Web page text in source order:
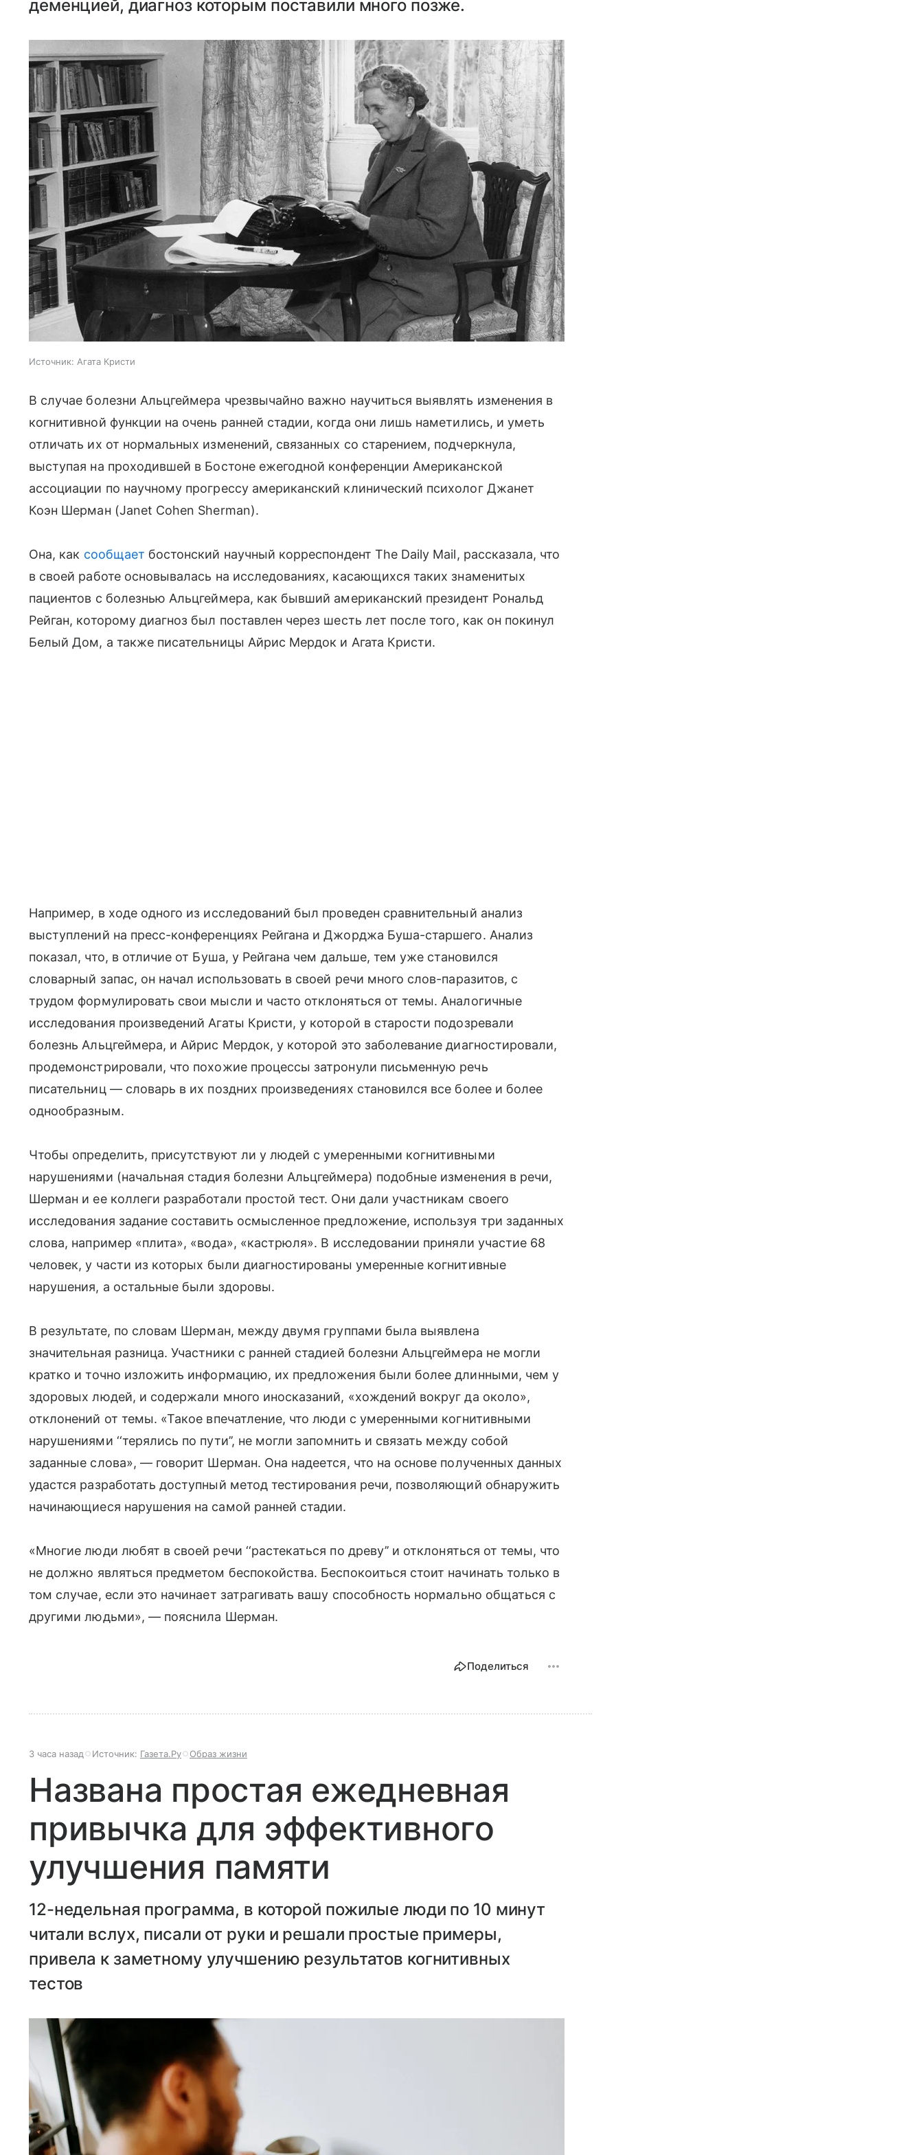
деменцией, диагноз которым поставили много позже.
Источник: Агата Кристи
В случае болезни Альцгеймера чрезвычайно важно научиться выявлять изменения в
когнитивной функции на очень ранней стадии, когда они лишь наметились, и уметь
отличать их от нормальных изменений, связанных со старением, подчеркнула,
выступая на проходившей в Бостоне ежегодной конференции Американской
ассоциации по научному прогрессу американский клинический психолог Джанет
Коэн Шерман (Janet Cohen Sherman).
Она, как сообщает бостонский научный корреспондент The Daily Mail, рассказала, что
в своей работе основывалась на исследованиях, касающихся таких знаменитых
пациентов с болезнью Альцгеймера, как бывший американский президент Рональд
Рейган, которому диагноз был поставлен через шесть лет после того, как он покинул
Белый Дом, а также писательницы Айрис Мердок и Агата Кристи.
Например, в ходе одного из исследований был проведен сравнительный анализ
выступлений на пресс-конференциях Рейгана и Джорджа Буша-старшего. Анализ
показал, что, в отличие от Буша, у Рейгана чем дальше, тем уже становился
словарный запас, он начал использовать в своей речи много слов-паразитов, с
трудом формулировать свои мысли и часто отклоняться от темы. Аналогичные
исследования произведений Агаты Кристи, у которой в старости подозревали
болезнь Альцгеймера, и Айрис Мердок, у которой это заболевание диагностировали,
продемонстрировали, что похожие процессы затронули письменную речь
писательниц — словарь в их поздних произведениях становился все более и более
однообразным.
Чтобы определить, присутствуют ли у людей с умеренными когнитивными
нарушениями (начальная стадия болезни Альцгеймера) подобные изменения в речи,
Шерман и ее коллеги разработали простой тест. Они дали участникам своего
исследования задание составить осмысленное предложение, используя три заданных
слова, например «плита», «вода», «кастрюля». В исследовании приняли участие 68
человек, у части из которых были диагностированы умеренные когнитивные
нарушения, а остальные были здоровы.
В результате, по словам Шерман, между двумя группами была выявлена
значительная разница. Участники с ранней стадией болезни Альцгеймера не могли
кратко и точно изложить информацию, их предложения были более длинными, чем у
здоровых людей, и содержали много иносказаний, «хождений вокруг да около»,
отклонений от темы. «Такое впечатление, что люди с умеренными когнитивными
нарушениями ‘‘терялись по пути’’, не могли запомнить и связать между собой
заданные слова», — говорит Шерман. Она надеется, что на основе полученных данных
удастся разработать доступный метод тестирования речи, позволяющий обнаружить
начинающиеся нарушения на самой ранней стадии.
«Многие люди любят в своей речи ‘‘растекаться по древу’’ и отклоняться от темы, что
не должно являться предметом беспокойства. Беспокоиться стоит начинать только в
том случае, если это начинает затрагивать вашу способность нормально общаться с
другими людьми», — пояснила Шерман.
Поделиться
3 часа назад Источник: Газета.Ру Образ жизни
Названа простая ежедневная
привычка для эффективного
улучшения памяти
12-недельная программа, в которой пожилые люди по 10 минут
читали вслух, писали от руки и решали простые примеры,
привела к заметному улучшению результатов когнитивных
тестов